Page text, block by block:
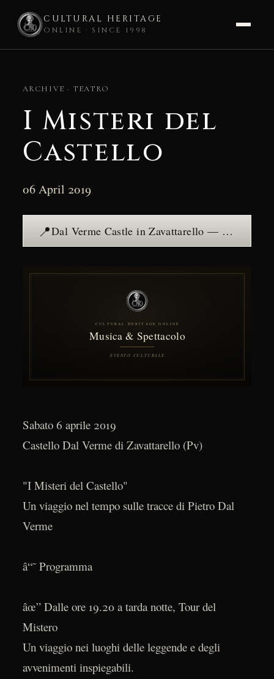
CULTURAL HERITAGE
ONLINE · SINCE 1998
contentARCHIVE · TEATRO
I Misteri del
Castello
06 April 2019
📍 Dal Verme Castle in Zavattarello — see the place →
Sabato 6 aprile 2019
Castello Dal Verme di Zavattarello (Pv)
"I Misteri del Castello"
Un viaggio nel tempo sulle tracce di Pietro Dal
Verme
â“˜ Programma
âœ” Dalle ore 19.20 a tarda notte, Tour del
Mistero
Un viaggio nei luoghi delle leggende e degli
avvenimenti inspiegabili.